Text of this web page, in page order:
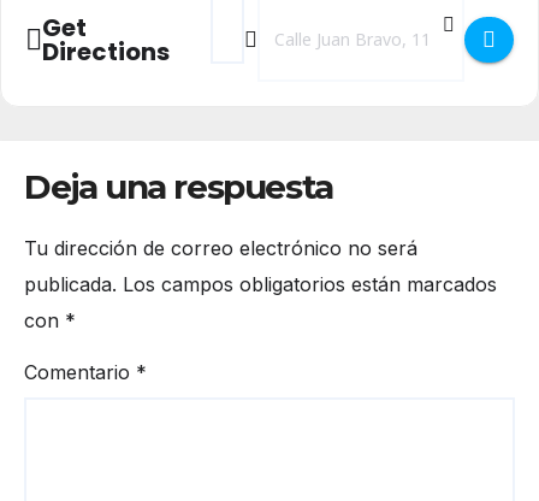
Get
Directions
Address - TALLER: DEL ESGRAFIADO A
Destination Address - TALLER:
Deja una respuesta
Tu dirección de correo electrónico no será
publicada. Los campos obligatorios están marcados
con *
Comentario *